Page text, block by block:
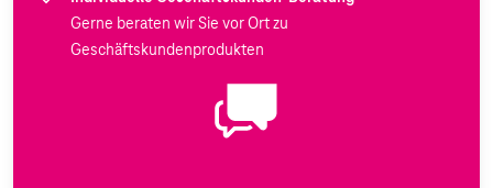
Gerne beraten wir Sie vor Ort zu
Geschäftskundenprodukten